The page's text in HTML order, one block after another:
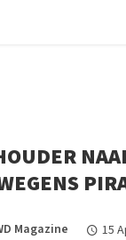
Magazine 15